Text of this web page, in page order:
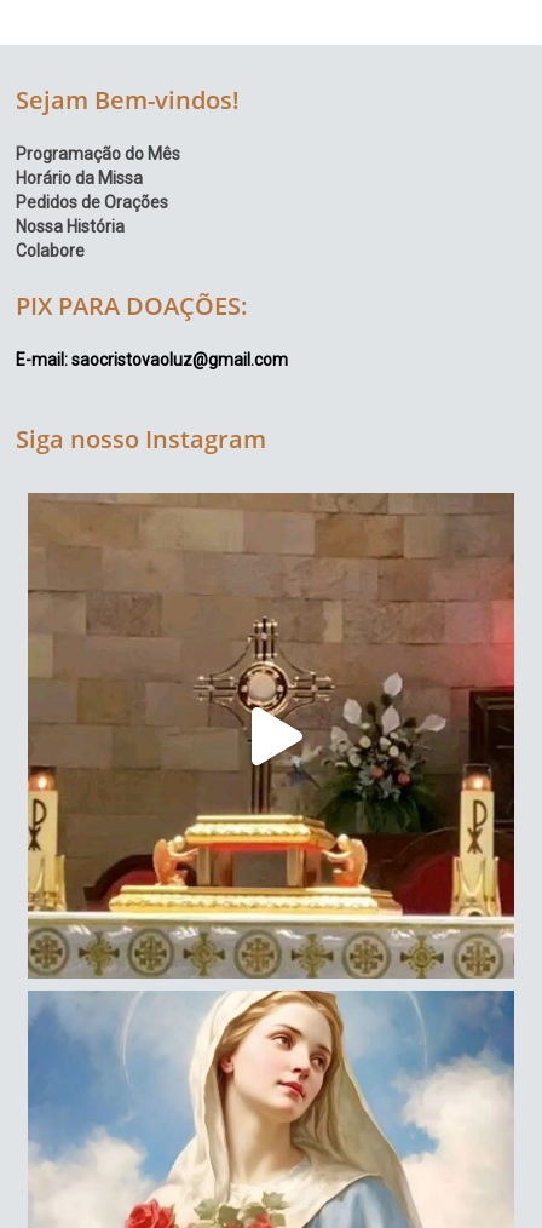
Sejam Bem-vindos!
Programação do Mês
Horário da Missa
Pedidos de Orações
Nossa História
Colabore
PIX PARA DOAÇÕES:
E-mail: saocristovaoluz@gmail.com
Siga nosso Instagram